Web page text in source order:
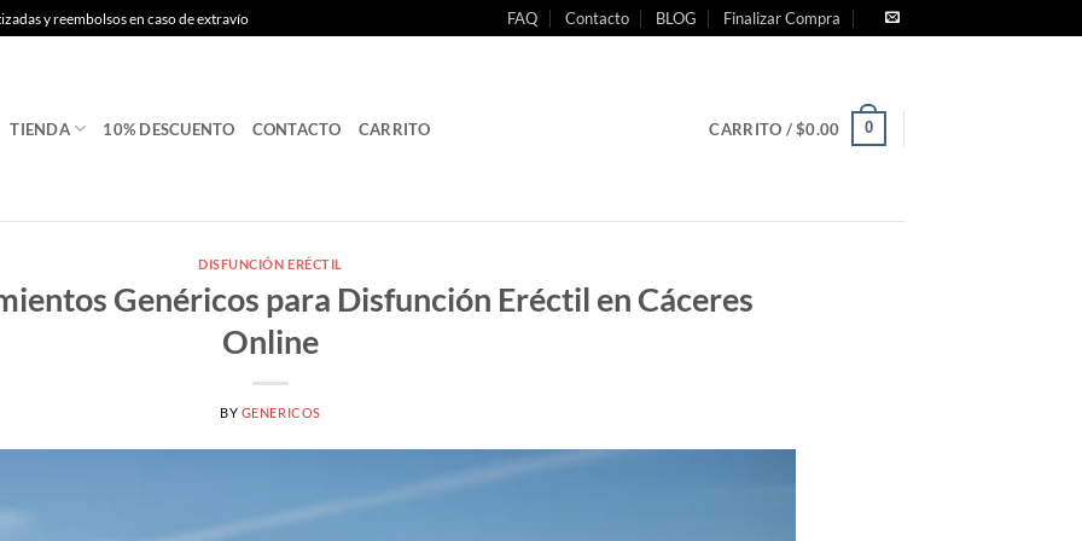
y reembolsos en caso de extravío FAQ Contacto BLOG Finalizar Compra
TIENDA 10% DESCUENTO CONTACTO CARRITO CARRITO /$0.00 0
DISFUNCIÓN ERÉCTIL
Genéricos para Disfunción Eréctil en Cáceres
Online
BY GENERICOS